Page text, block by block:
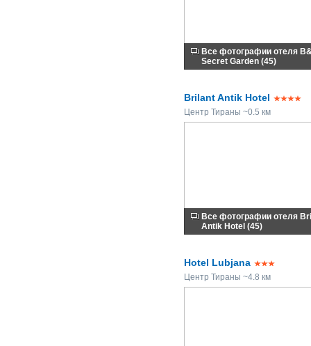
Все фотографии отеля
Secret Garden (45)
Brilant Antik Hotel
Центр Тираны ~0.5 км
Все фотографии отеля
Antik Hotel (45)
Hotel Lubjana
Центр Тираны ~4.8 км